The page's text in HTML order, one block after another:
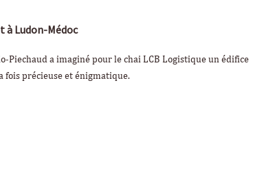
à Ludon-Médoc
Piechaud a imaginé pour le chai LCB Logistique un édifice
précieuse et énigmatique.